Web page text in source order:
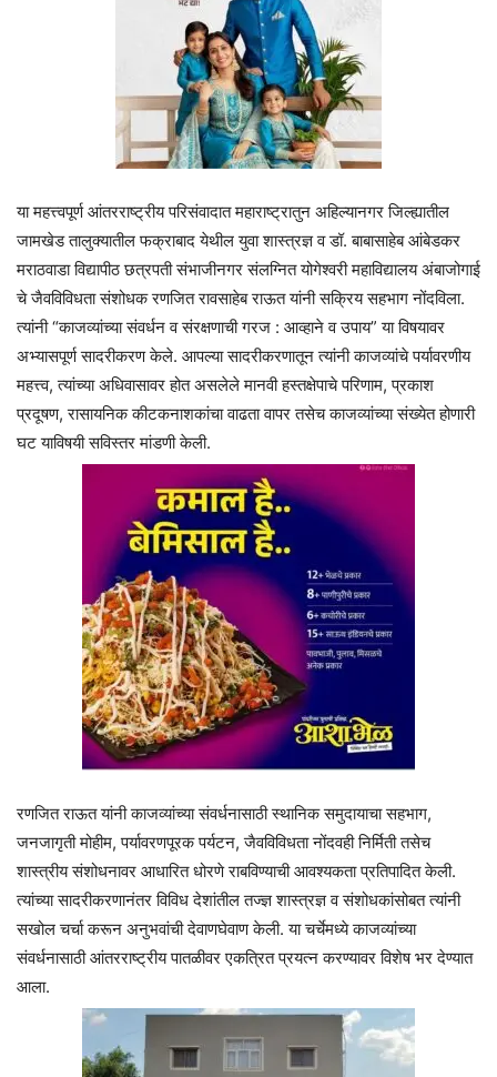
या महत्त्वपूर्ण आंतरराष्ट्रीय परिसंवादात महाराष्ट्रातुन अहिल्यानगर जिल्ह्यातील
जामखेड तालुक्यातील फक्राबाद येथील युवा शास्त्रज्ञ व डॉ. बाबासाहेब आंबेडकर
मराठवाडा विद्यापीठ छत्रपती संभाजीनगर संलग्नित योगेश्वरी महाविद्यालय अंबाजोगाई
चे जैवविविधता संशोधक रणजित रावसाहेब राऊत यांनी सक्रिय सहभाग नोंदविला.
त्यांनी “काजव्यांच्या संवर्धन व संरक्षणाची गरज : आव्हाने व उपाय” या विषयावर
अभ्यासपूर्ण सादरीकरण केले. आपल्या सादरीकरणातून त्यांनी काजव्यांचे पर्यावरणीय
महत्त्व, त्यांच्या अधिवासावर होत असलेले मानवी हस्तक्षेपाचे परिणाम, प्रकाश
प्रदूषण, रासायनिक कीटकनाशकांचा वाढता वापर तसेच काजव्यांच्या संख्येत होणारी
घट याविषयी सविस्तर मांडणी केली.
रणजित राऊत यांनी काजव्यांच्या संवर्धनासाठी स्थानिक समुदायाचा सहभाग,
जनजागृती मोहीम, पर्यावरणपूरक पर्यटन, जैवविविधता नोंदवही निर्मिती तसेच
शास्त्रीय संशोधनावर आधारित धोरणे राबविण्याची आवश्यकता प्रतिपादित केली.
त्यांच्या सादरीकरणानंतर विविध देशांतील तज्ज्ञ शास्त्रज्ञ व संशोधकांसोबत त्यांनी
सखोल चर्चा करून अनुभवांची देवाणघेवाण केली. या चर्चेमध्ये काजव्यांच्या
संवर्धनासाठी आंतरराष्ट्रीय पातळीवर एकत्रित प्रयत्न करण्यावर विशेष भर देण्यात
आला.